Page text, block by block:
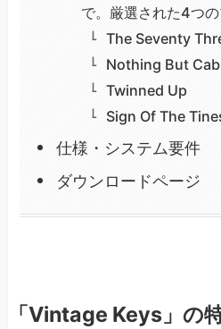
で。厳選された4つの
The Seventy
Nothing But
Twinned Up
Sign Of The
仕様・システム要件
ダウンロードページ
「Vintage Keys」の